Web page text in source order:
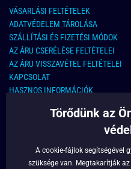
VÁSARLÁSI FELTÉTELEK
ADATVÉDELEM TÁROLÁSA
SZÁLLÍTÁSI ÉS FIZETÉSI MÓDOK
AZ ÁRU CSERÉLÉSE FELTÉTELEI
AZ ÁRU VISSZAVÉTEL FELTÉTELEI
KAPCSOLAT
HASZNOS INFORMÁCIÓK
KAPCSOLAT
info@legyferfi.hu
Törődünk az
A cookie-fájlok segítségével
szüksége van. Megtakarítják